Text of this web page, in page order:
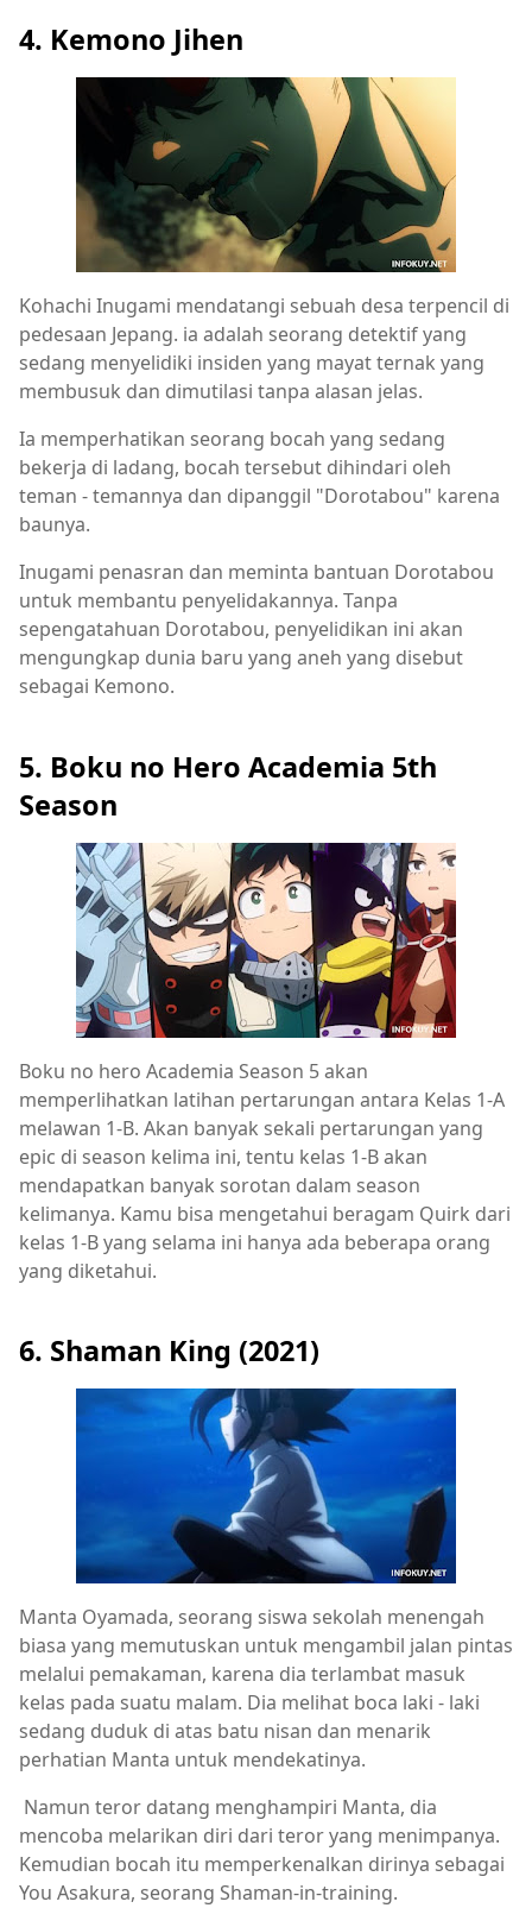
4. Kemono Jihen
Kohachi Inugami mendatangi sebuah desa terpencil di
pedesaan Jepang. ia adalah seorang detektif yang
sedang menyelidiki insiden yang mayat ternak yang
membusuk dan dimutilasi tanpa alasan jelas.
Ia memperhatikan seorang bocah yang sedang
bekerja di ladang, bocah tersebut dihindari oleh
teman - temannya dan dipanggil "Dorotabou" karena
baunya.
Inugami penasran dan meminta bantuan Dorotabou
untuk membantu penyelidakannya. Tanpa
sepengatahuan Dorotabou, penyelidikan ini akan
mengungkap dunia baru yang aneh yang disebut
sebagai Kemono.
5. Boku no Hero Academia 5th
Season
Boku no hero Academia Season 5 akan
memperlihatkan latihan pertarungan antara Kelas 1-A
melawan 1-B. Akan banyak sekali pertarungan yang
epic di season kelima ini, tentu kelas 1-B akan
mendapatkan banyak sorotan dalam season
kelimanya. Kamu bisa mengetahui beragam Quirk dari
kelas 1-B yang selama ini hanya ada beberapa orang
yang diketahui.
6. Shaman King (2021)
Manta Oyamada, seorang siswa sekolah menengah
biasa yang memutuskan untuk mengambil jalan pintas
melalui pemakaman, karena dia terlambat masuk
kelas pada suatu malam. Dia melihat boca laki - laki
sedang duduk di atas batu nisan dan menarik
perhatian Manta untuk mendekatinya.
Namun teror datang menghampiri Manta, dia
mencoba melarikan diri dari teror yang menimpanya.
Kemudian bocah itu memperkenalkan dirinya sebagai
You Asakura, seorang Shaman-in-training.